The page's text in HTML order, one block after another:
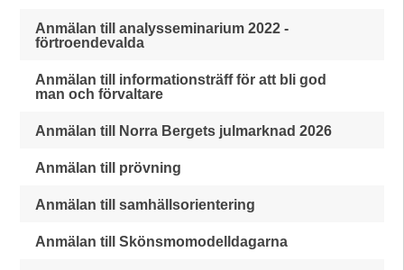
Anmälan till analysseminarium 2022 -
förtroendevalda
Anmälan till informationsträff för att bli god
man och förvaltare
Anmälan till Norra Bergets julmarknad 2026
Anmälan till prövning
Anmälan till samhällsorientering
Anmälan till Skönsmomodelldagarna